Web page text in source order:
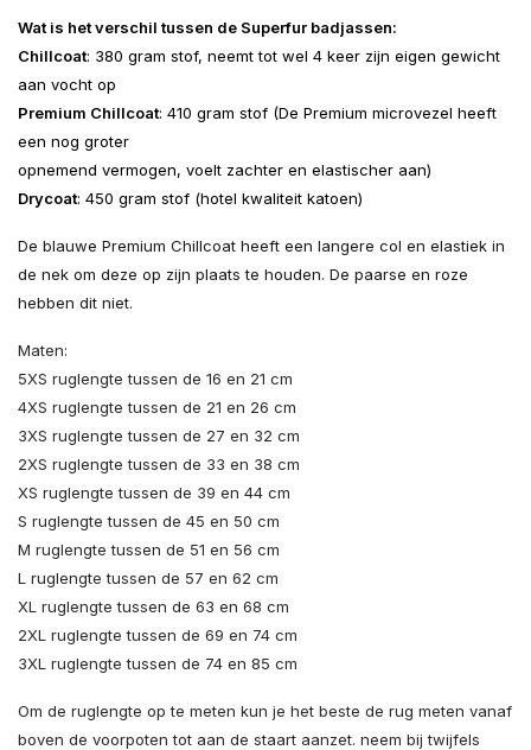
Wat is het verschil tussen de Superfur badjassen:
Chillcoat: 380 gram stof, neemt tot wel 4 keer zijn eigen gewicht
aan vocht op
Premium Chillcoat: 410 gram stof (De Premium microvezel heeft
een nog groter
opnemend vermogen, voelt zachter en elastischer aan)
Drycoat: 450 gram stof (hotel kwaliteit katoen)
De blauwe Premium Chillcoat heeft een langere col en elastiek in
de nek om deze op zijn plaats te houden. De paarse en roze
hebben dit niet.
Maten:
5XS ruglengte tussen de 16 en 21 cm
4XS ruglengte tussen de 21 en 26 cm
3XS ruglengte tussen de 27 en 32 cm
2XS ruglengte tussen de 33 en 38 cm
XS ruglengte tussen de 39 en 44 cm
S ruglengte tussen de 45 en 50 cm
M ruglengte tussen de 51 en 56 cm
L ruglengte tussen de 57 en 62 cm
XL ruglengte tussen de 63 en 68 cm
2XL ruglengte tussen de 69 en 74 cm
3XL ruglengte tussen de 74 en 85 cm
Om de ruglengte op te meten kun je het beste de rug meten vanaf
boven de voorpoten tot aan de staart aanzet. neem bij twijfels